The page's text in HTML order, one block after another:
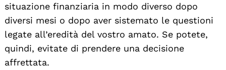
situazione finanziaria in modo diverso dopo
diversi mesi o dopo aver sistemato le questioni
legate all’eredità del vostro amato. Se potete,
quindi, evitate di prendere una decisione
affrettata.